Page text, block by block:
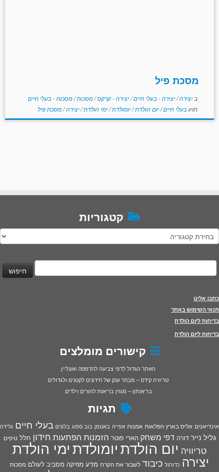
מסכת פיל
ב יצירה/יצירה - בעלי חיים/יצירה - קרקס/מסכות/מסכות - בעלי חיים
תויגבעלי חיים/יום הולדת/יומולדת/ימי הולדת/יצירה/מסכת פיל
קטגוריות
קטגוריות
חיפוש:
כתבו אלינו
תנאי השימוש באתר
בדיחות ליום הולדת
בדיחות ליום הולדת
קישורים מומלצים
האתר הגדול לדפי צביעה להדפסה ואונליין
טריוויה קידס – מבחר ענק של חידונים לקטנים ולגדולים
בריאותון – מגזין בריאות להורים וילדים
תגיות
אינדיאנים אליס בארץ הפלאות אמנות אפייה באטמן בוב ספוג בלונים בעלי חיים גלידה
גליל נייר דורה דפי משחק הארי פוטר הזמנות הפתעות חידון חלל טיפים
טריוויה יום הולדתיומולדתימי הולדת
יצירה כדורגל כיבוד לשבור את הקרח מדע מוזיקה מסביב לעולם מסכות